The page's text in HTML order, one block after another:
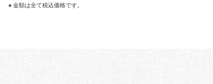
🔸金額は全て税込価格です。